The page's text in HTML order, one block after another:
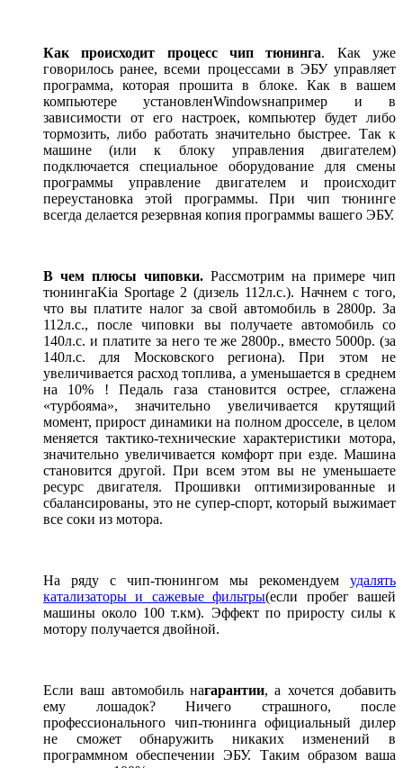
Как происходит процесс чип тюнинга. Как уже
говорилось ранее, всеми процессами в ЭБУ управляет
программа, которая прошита в блоке. Как в вашем
компьютере установленWindowsнапример и в
зависимости от его настроек, компьютер будет либо
тормозить, либо работать значительно быстрее. Так к
машине (или к блоку управления двигателем)
подключается специальное оборудование для смены
программы управление двигателем и происходит
переустановка этой программы. При чип тюнинге
всегда делается резервная копия программы вашего ЭБУ.
В чем плюсы чиповки. Рассмотрим на примере чип
тюнингаKia Sportage 2 (дизель 112л.с.). Начнем с того,
что вы платите налог за свой автомобиль в 2800р. За
112л.с., после чиповки вы получаете автомобиль со
140л.с. и платите за него те же 2800р., вместо 5000р. (за
140л.с. для Московского региона). При этом не
увеличивается расход топлива, а уменьшается в среднем
на 10% ! Педаль газа становится острее, сглажена
«турбояма», значительно увеличивается крутящий
момент, прирост динамики на полном дросселе, в целом
меняется тактико-технические характеристики мотора,
значительно увеличивается комфорт при езде. Машина
становится другой. При всем этом вы не уменьшаете
ресурс двигателя. Прошивки оптимизированные и
сбалансированы, это не супер-спорт, который выжимает
все соки из мотора.
На ряду с чип-тюнингом мы рекомендуем удалять
катализаторы и сажевые фильтры(если пробег вашей
машины около 100 т.км). Эффект по приросту силы к
мотору получается двойной.
Если ваш автомобиль нагарантии, а хочется добавить
ему лошадок? Ничего страшного, после
профессионального чип-тюнинга официальный дилер
не сможет обнаружить никаких изменений в
программном обеспечении ЭБУ. Таким образом ваша